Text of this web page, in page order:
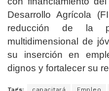
Desarrollo Agrícola
reducción de la
multidimensional de
su inserción en
dignos y fortalecer su
Tags: capacitará Empleo